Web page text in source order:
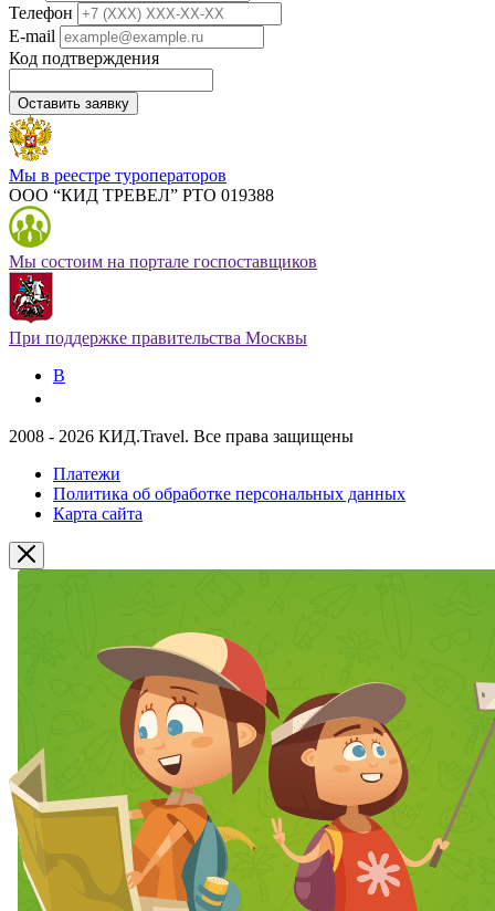
Телефон
E-mail
Код подтверждения
Оставить заявку
Мы в реестре туроператоров
ООО “КИД ТРЕВЕЛ” РТО 019388
Мы состоим на портале госпоставщиков
При поддержке правительства Москвы
В
2008 - 2026 КИД.Travel. Все права защищены
Платежи
Политика об обработке персональных данных
Карта сайта